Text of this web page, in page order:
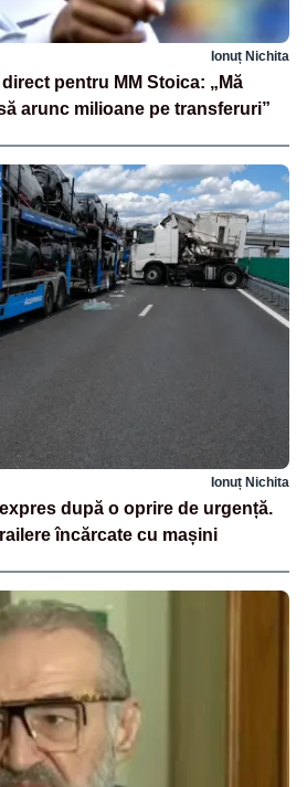
Ionuț Nichita
pentru MM Stoica: „Mă
arunc milioane pe transferuri”
Ionuț Nichita
după o oprire de urgență.
încărcate cu mașini